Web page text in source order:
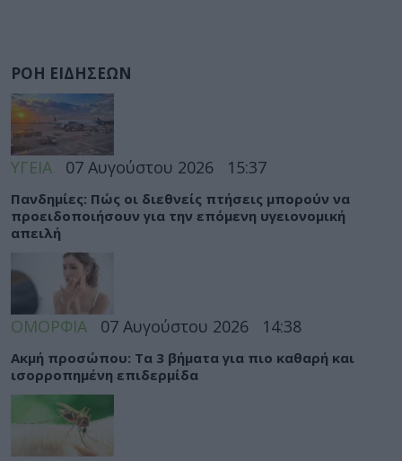
ΡΟΗ ΕΙΔΗΣΕΩΝ
ΥΓΕΙΑ 07 Αυγούστου 2026 15:37
Πανδημίες: Πώς οι διεθνείς πτήσεις μπορούν να
προειδοποιήσουν για την επόμενη υγειονομική
απειλή
ΟΜΟΡΦΙΑ 07 Αυγούστου 2026 14:38
Ακμή προσώπου: Τα 3 βήματα για πιο καθαρή και
ισορροπημένη επιδερμίδα